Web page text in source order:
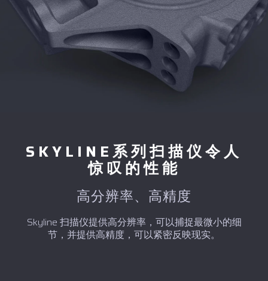
SKYLINE系列扫描仪令人
惊叹的性能
高分辨率、高精度
Skyline 扫描仪提供高分辨率，可以捕捉最微小的细
节，并提供高精度，可以紧密反映现实。